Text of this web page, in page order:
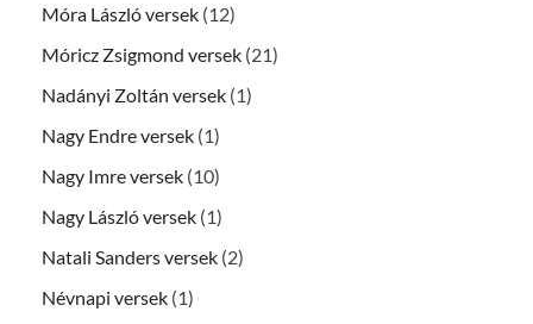
Móra László versek (12)
Móricz Zsigmond versek (21)
Nadányi Zoltán versek (1)
Nagy Endre versek (1)
Nagy Imre versek (10)
Nagy László versek (1)
Natali Sanders versek (2)
Névnapi versek (1)